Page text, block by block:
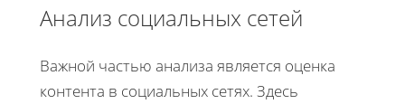
Анализ социальных сетей
Важной частью анализа является оценка
контента в социальных сетях. Здесь